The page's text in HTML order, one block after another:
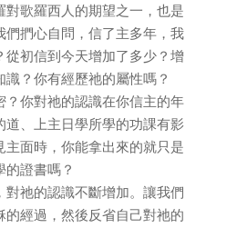
對歌羅西人的期望之一，也是
們捫心自問，信了主多年，我
從初信到今天增加了多少？增
？你有經歷祂的屬性嗎？
？你對祂的認識在你信主的年
道、上主日學所學的功課有影
面時，你能拿出來的就只是
證書嗎？
祂的認識不斷增加。讓我們
經過，然後反省自己對祂的